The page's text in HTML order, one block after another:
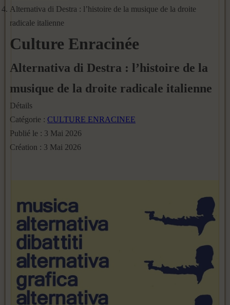
Alternativa di Destra : l’histoire de la musique de la droite
radicale italienne
Culture Enracinée
Alternativa di Destra : l’histoire de la
musique de la droite radicale italienne
Détails
Catégorie : CULTURE ENRACINEE
Publié le : 3 Mai 2026
Création : 3 Mai 2026